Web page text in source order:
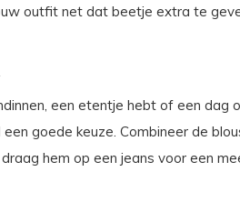
outfit net dat beetje extra te
een etentje hebt of een dag
goede keuze. Combineer de
hem op een jeans voor een